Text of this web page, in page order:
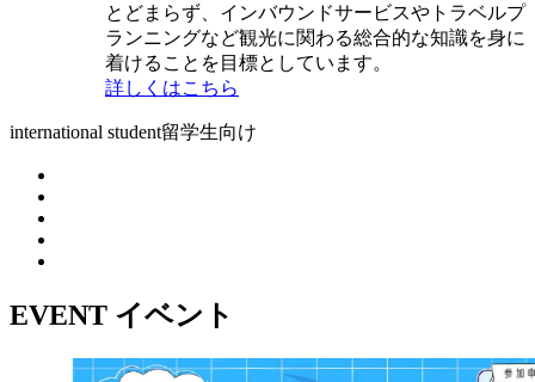
とどまらず、インバウンドサービスやトラベルプ
ランニングなど観光に関わる総合的な知識を身に
着けることを目標としています。
詳しくはこちら
international student留学生向け
EVENT イベント